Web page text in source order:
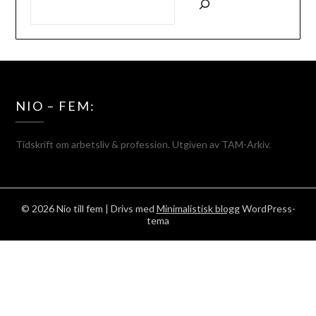
NIO – FEM:
Tidskrift om arbetsliv & profession. Utgiven av TAM-Arkiv.
© 2026 Nio till fem | Drivs med Minimalistisk bloggWordPress-
tema